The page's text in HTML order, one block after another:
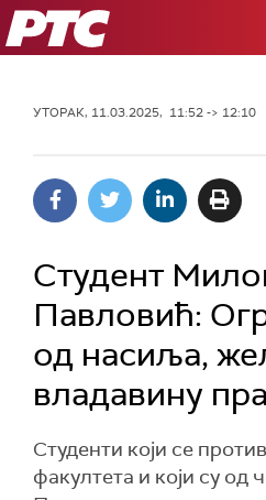
РТС
УТОРАК, 11.03.2025, 11:52 -> 12:10
Студент
Павловић:
од насиља,
владавину
Студенти који се
факултета и који су од